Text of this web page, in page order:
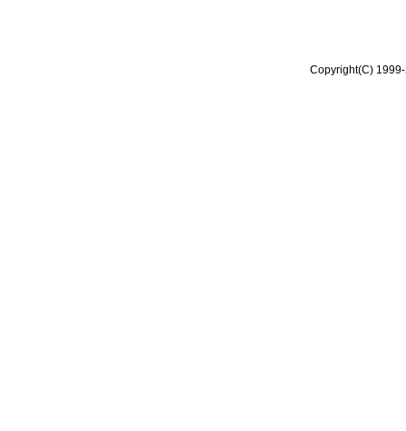
Copyright(C)